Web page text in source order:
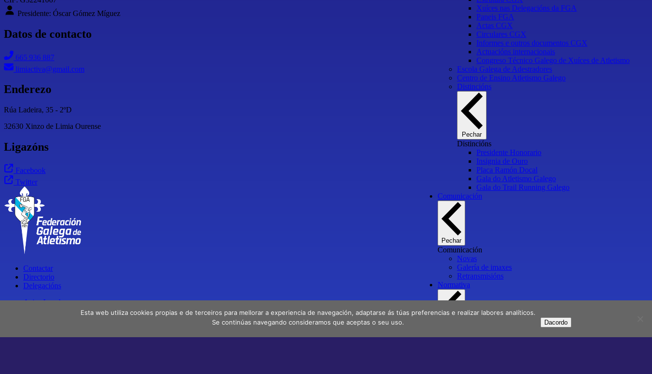
Xuíces nas Delegacións da FGA
Paneis FGA
Actas CGX
Circulares CGX
Informes e outros documentos CGX
Actuacións internacionais
Congreso Técnico Galego de Xuíces de Atletismo
Escola Galega de Adestradores
Centro de Ensino Atletismo Galego
Distincións
Pechar
Distincións
Presidente Honorario
Insignia de Ouro
Placa Ramón Docal
Gala do Atletismo Galego
Gala do Trail Running Galego
Comunicación
Pechar
Comunicación
Novas
Galería de imaxes
Retransmisións
Normativa
Normativa
Presidente: Óscar Gómez Míguez
Datos de contacto
665 936 887
limiactiva@gmail.com
Enderezo
Rúa Ladeira, 35 - 2ºD
32630 Xinzo de Limia Ourense
Ligazóns
Facebook
Twitter
Contactar
Directorio
Delegacións
Aviso Legal
Política de privacidadeEsta web utiliza cookies propias e de terceiros para mellorar a experiencia de navegación, adaptarse ás túas preferencias e realizar labores analíticos.
Se continúas navegando consideramos que aceptas o seu uso.
Dacordo